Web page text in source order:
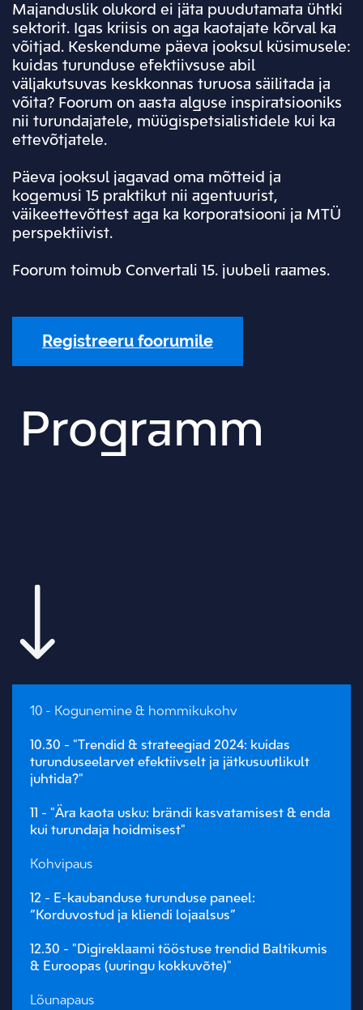
Majanduslik olukord ei jäta puudutamata ühtki
sektorit. Igas kriisis on aga kaotajate kõrval ka
võitjad. Keskendume päeva jooksul küsimusele:
kuidas turunduse efektiivsuse abil
väljakutsuvas keskkonnas turuosa säilitada ja
võita? Foorum on aasta alguse inspiratsiooniks
nii turundajatele, müügispetsialistidele kui ka
ettevõtjatele.
Päeva jooksul jagavad oma mõtteid ja
kogemusi 15 praktikut nii agentuurist,
väikeettevõttest aga ka korporatsiooni ja MTÜ
perspektiivist.
Foorum toimub Convertali 15. juubeli raames.
Registreeru foorumile
Programm
10 - Kogunemine & hommikukohv
10.30 - "Trendid & strateegiad 2024: kuidas
turunduseelarvet efektiivselt ja jätkusuutlikult
juhtida?"
11 - "Ära kaota usku: brändi kasvatamisest & enda
kui turundaja hoidmisest"
Kohvipaus
12 - E-kaubanduse turunduse paneel:
“Korduvostud ja kliendi lojaalsus”
12.30 - "Digireklaami tööstuse trendid Baltikumis
& Euroopas (uuringu kokkuvõte)"
Lõunapaus